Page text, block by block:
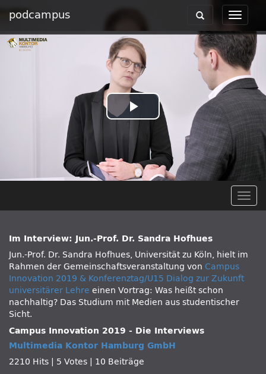
podcampus
Toggle
Toggle
navigation
Play
Video
Im Interview: Jun.-Prof. Dr. Sandra Hofhues
Jun.-Prof. Dr. Sandra Hofhues, Universität zu Köln, hielt im
Rahmen der Gemeinschaftsveranstaltung von Campus
Innovation 2019 & Konferenztag/U15 Dialog zur Zukunft
universitärer Lehre einen Vortrag: Was heißt schon
nachhaltig? Das Studium mit Medien aus studentischer
Sicht.
Campus Innovation 2019 - Die Interviews
Multimedia Kontor Hamburg GmbH
2210 Hits
5 Votes
10 Beiträge